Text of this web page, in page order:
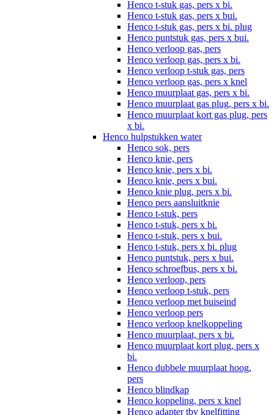
Henco t-stuk gas, pers x bi.
Henco t-stuk gas, pers x bui.
Henco t-stuk gas, pers x bi. plug
Henco puntstuk gas, pers x bui.
Henco verloop gas, pers
Henco verloop gas, pers x bi.
Henco verloop t-stuk gas, pers
Henco verloop gas, pers x knel
Henco muurplaat gas, pers x bi.
Henco muurplaat gas plug, pers x bi.
Henco muurplaat kort gas plug, pers
x bi.
Henco hulpstukken water
Henco sok, pers
Henco knie, pers
Henco knie, pers x bi.
Henco knie, pers x bui.
Henco knie plug, pers x bi.
Henco pers aansluitknie
Henco t-stuk, pers
Henco t-stuk, pers x bi.
Henco t-stuk, pers x bui.
Henco t-stuk, pers x bi. plug
Henco puntstuk, pers x bui.
Henco schroefbus, pers x bi.
Henco verloop, pers
Henco verloop t-stuk, pers
Henco verloop met buiseind
Henco verloop pers
Henco verloop knelkoppeling
Henco muurplaat, pers x bi.
Henco muurplaat kort plug, pers x
bi.
Henco dubbele muurplaat hoog,
pers
Henco blindkap
Henco koppeling, pers x knel
Henco adapter tbv knelfitting